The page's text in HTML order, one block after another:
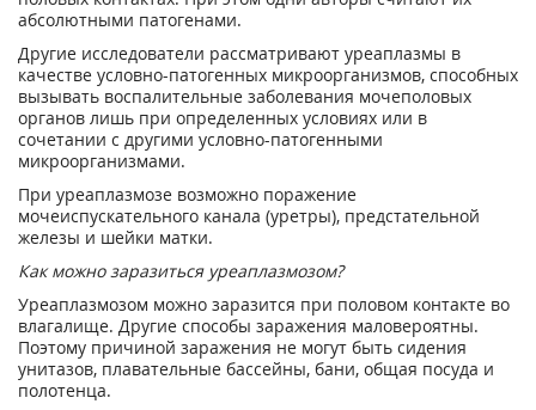
абсолютными патогенами.
Другие исследователи рассматривают уреаплазмы в
качестве условно-патогенных микроорганизмов, способных
вызывать воспалительные заболевания мочеполовых
органов лишь при определенных условиях или в
сочетании с другими условно-патогенными
микроорганизмами.
При уреаплазмозе возможно поражение
мочеиспускательного канала (уретры), предстательной
железы и шейки матки.
Как можно заразиться уреаплазмозом?
Уреаплазмозом можно заразится при половом контакте во
влагалище. Другие способы заражения маловероятны.
Поэтому причиной заражения не могут быть сидения
унитазов, плавательные бассейны, бани, общая посуда и
полотенца.